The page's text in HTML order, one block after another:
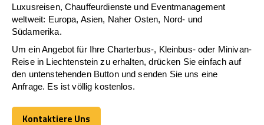
Luxusreisen, Chauffeurdienste und Eventmanagement
weltweit: Europa, Asien, Naher Osten, Nord- und
Südamerika.
Um ein Angebot für Ihre Charterbus-, Kleinbus- oder Minivan-
Reise in Liechtenstein zu erhalten, drücken Sie einfach auf
den untenstehenden Button und senden Sie uns eine
Anfrage. Es ist völlig kostenlos.
Kontaktiere Uns